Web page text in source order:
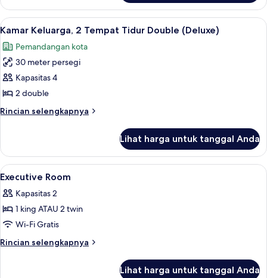
Kamar
Twin
Eksekutif
Lihat
semua
foto
untuk
Kamar
Keluarga,
2
Tempat
Double
(Deluxe)
Kamar Keluarga, 2 Tempat Tidur
13
Kamar Keluarga, 2 Tempat Tidur Double (Deluxe)
Pemandangan kota
30 meter persegi
Kapasitas 4
2 double
Rincian selengkapnya
Rincian
Kamar
Keluarga,
2
Tidur
Double
Lihat harga untuk tanggal Anda
Lihat
semua
foto
untuk
Executive
Room
Selimut bulu angsa, brankas, meja
8
Executive Room
Kapasitas 2
1 king ATAU 2 twin
Wi-Fi Gratis
Rincian selengkapnya
Rincian
Lihat harga untuk tanggal Anda